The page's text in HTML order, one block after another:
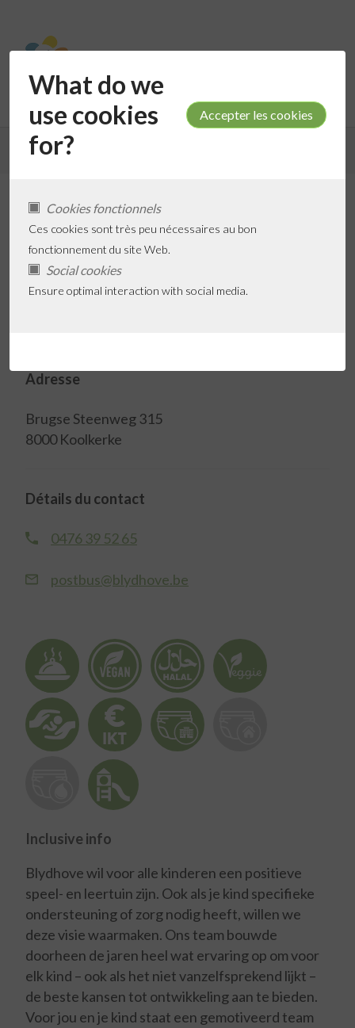
What do we
use cookies
for?
Cookies fonctionnels
Ces cookies sont très peu nécessaires au bon
fonctionnement du site Web.
Social cookies
Ensure optimal interaction with social media.
Retour aux résultats de recherche
Blydhove De Smalle
Adresse
Brugse Steenweg 315
8000 Koolkerke
Détails du contact
0476 39 52 65
postbus@blydhove.be
Inclusive info
Blydhove wil voor alle kinderen een positieve
speel- en leertuin zijn. Ook als je kind specifieke
ondersteuning of zorg nodig heeft, willen we
deze visie waarmaken. Ons team bouwde
doorheen de jaren heel wat ervaring op om voor
elk kind – ook als het niet vanzelfsprekend lijkt –
de beste kansen tot ontwikkeling aan te bieden.
Voor jou en je kind staat een gemotiveerd team